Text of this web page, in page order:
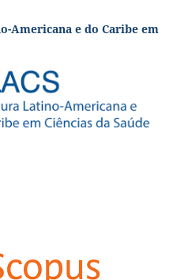
Americana e do Caribe em